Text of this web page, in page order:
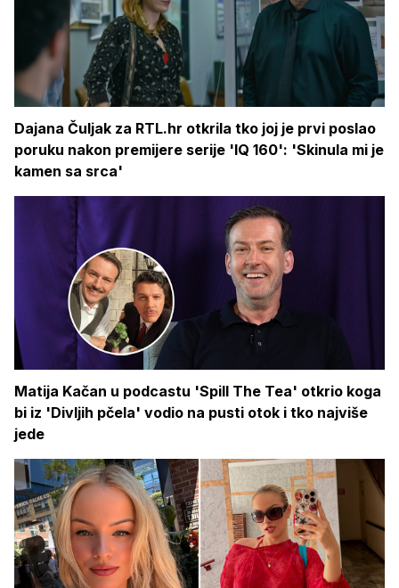
Dajana Čuljak za RTL.hr otkrila tko joj je prvi poslao
poruku nakon premijere serije 'IQ 160': 'Skinula mi je
kamen sa srca'
Matija Kačan u podcastu 'Spill The Tea' otkrio koga
bi iz 'Divljih pčela' vodio na pusti otok i tko najviše
jede